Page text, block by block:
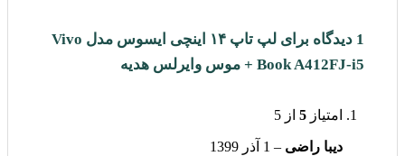
1 دیدگاه برای
لپ تاپ ۱۴ اینچی ایسوس مدل Vivo
Book A412FJ-i5 + موس وایرلس هدیه
امتیاز 5 از 5
دیبا راضی – 1 آذر 1399